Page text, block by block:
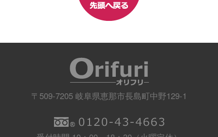
〒509-7205 岐阜県恵那市長島町中野129-1